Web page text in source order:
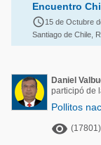
Mascotas
Comunidades en
Acuacultura
Micotoxinas
Avicultura
Comunidades en
Micotoxinas
Avicultura
Encuentro
15 de Octubre
Santiago de Chile,
Daniel
participó de
Pollitos
 (17801)